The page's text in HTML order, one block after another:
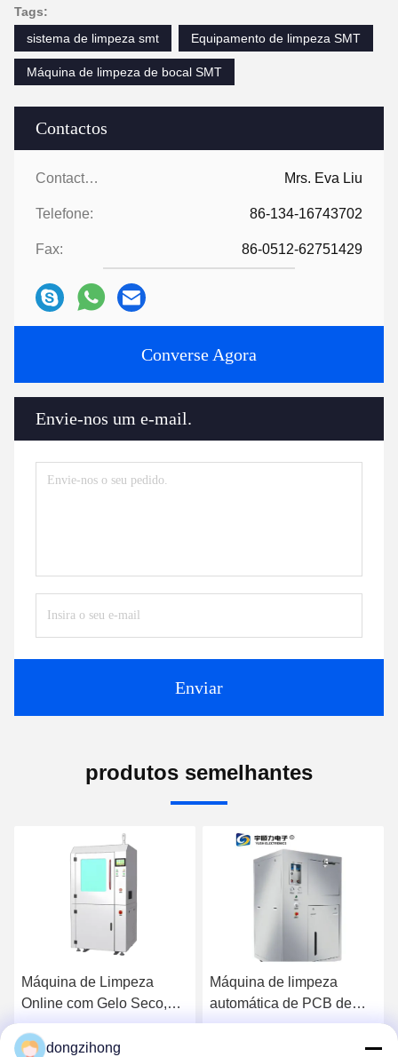
Contactos
Contactos: Mrs. Eva Liu
Telefone: 86-134-16743702
Fax: 86-0512-62751429
Converse Agora
Envie-nos um e-mail.
Enviar
Tags:
sistema de limpeza smt
Equipamento de limpeza SMT
Máquina de limpeza de bocal SMT
produtos semelhantes
Máquina de Limpeza
Online com Gelo Seco,
com Limpeza Não
Abrasiva, Sem Resíduos
Máquina de limpeza
automática de PCB de
alta eficiência com
dongzihong